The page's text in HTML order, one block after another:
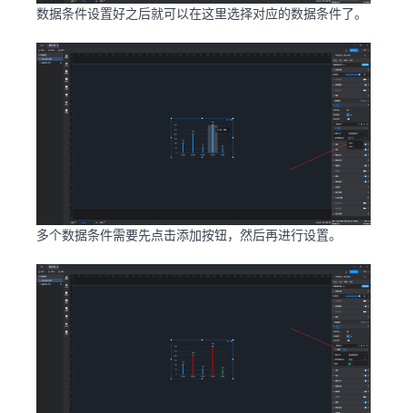
数据条件设置好之后就可以在这里选择对应的数据条件了。
多个数据条件需要先点击添加按钮，然后再进行设置。